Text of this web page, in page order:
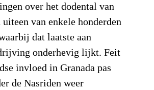
over het dodental van
van enkele honderden
dat laatste aan
onderhevig lijkt. Feit
invloed in Granada pas
de Nasriden weer